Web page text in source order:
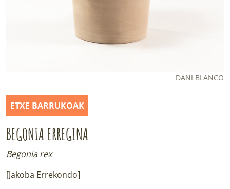
LURRAREN AGENDA
DANI BLANCO
ETXE BARRUKOAK
BEGONIA ERREGINA
Begonia rex
[Jakoba Errekondo]